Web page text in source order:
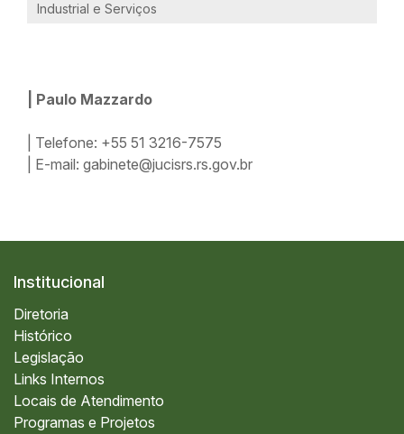
Industrial e Serviços
| Paulo Mazzardo
| Telefone: +55 51 3216-7575
| E-mail: gabinete@jucisrs.rs.gov.br
Institucional
Diretoria
Histórico
Legislação
Links Internos
Locais de Atendimento
Programas e Projetos